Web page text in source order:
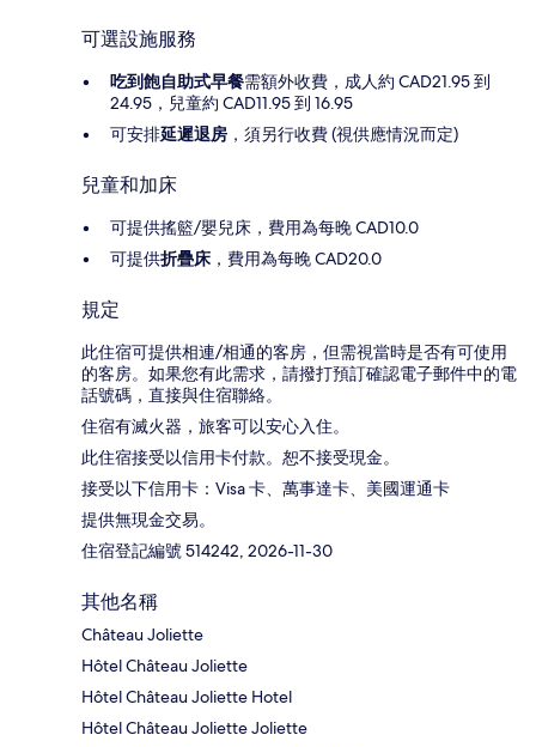
可選設施服務
吃到飽自助式早餐需額外收費，成人約 CAD21.95 到
24.95，兒童約 CAD11.95 到 16.95
可安排延遲退房 ，須另行收費 (視供應情況而定)
兒童和加床
可提供搖籃/嬰兒床，費用為每晚 CAD10.0
可提供折疊床 ，費用為每晚 CAD20.0
規定
此住宿可提供相連/相通的客房，但需視當時是否有可使用
的客房。如果您有此需求，請撥打預訂確認電子郵件中的電
話號碼，直接與住宿聯絡。
住宿有滅火器，旅客可以安心入住。
此住宿接受以信用卡付款。恕不接受現金。
接受以下信用卡：Visa 卡、萬事達卡、美國運通卡
提供無現金交易。
住宿登記編號 514242, 2026-11-30
其他名稱
Château Joliette
Hôtel Château Joliette
Hôtel Château Joliette Hotel
Hôtel Château Joliette Joliette